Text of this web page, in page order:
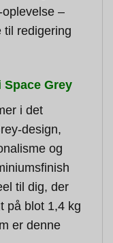
–
til redigering
Grey
i det
design,
og
til dig, der
på blot 1,4 kg
er denne